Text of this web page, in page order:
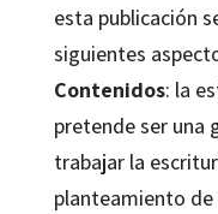
esta publicación
siguientes
Contenidos: la
pretende ser una
trabajar la
planteamiento